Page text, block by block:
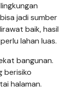
jadi sumber
baik, hasil
lahan luas.
bangunan.
berisiko
halaman.